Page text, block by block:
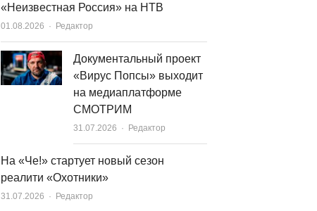
«Неизвестная Россия» на НТВ
01.08.2026 Author
Редактор
Документальный проект
«Вирус Попсы» выходит
на медиаплатформе
СМОТРИМ
31.07.2026 Author
Редактор
На «Че!» стартует новый сезон
реалити «Охотники»
31.07.2026 Author
Редактор